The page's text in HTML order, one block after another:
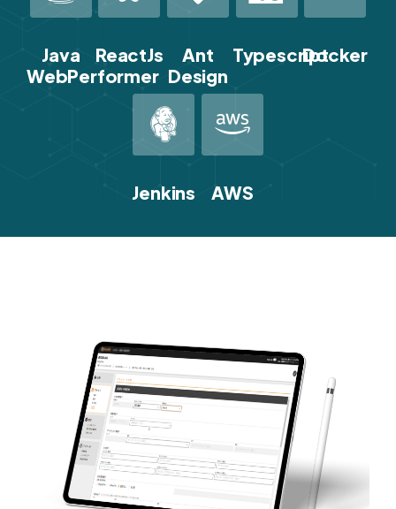
Java
WebPerformer
ReactJs
Ant
Design
TypescriptDocker
Jenkins AWS